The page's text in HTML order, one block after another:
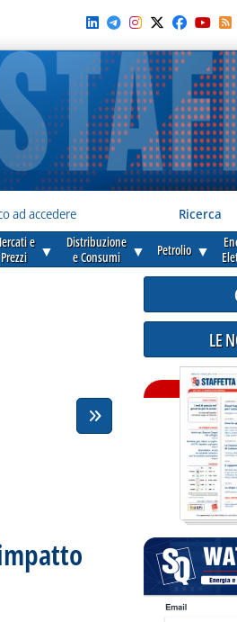
ad accedere Ricerca
e
Prezzi
▼
Distribuzione
e Consumi
▼ Petrolio ▼
il “caso” DeepSeek
alle 13.23.
LE